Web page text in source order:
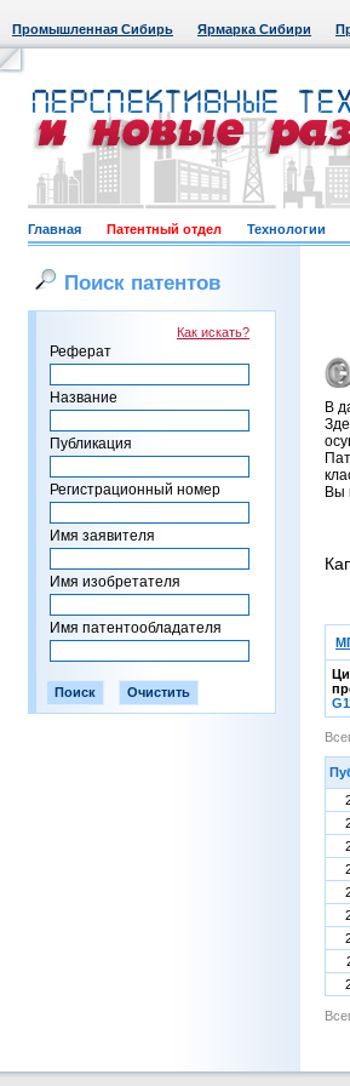
Промышленная Сибирь Ярмарка Сибири
Главная Патентный отдел Технологии
Поиск патентов
Как искать?
Реферат
Название
Публикация
Регистрационный номер
Имя заявителя
Имя изобретателя
Имя патентообладателя
В
Вы